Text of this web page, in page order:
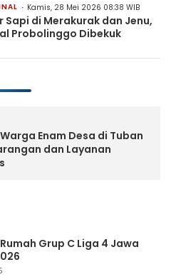
Kamis, 28 Mei 2026 08:38 WIB
Sapi di Merakurak dan Jenu,
Probolinggo Dibekuk
Enam Desa di Tuban
dan Layanan
Grup C Liga 4 Jawa